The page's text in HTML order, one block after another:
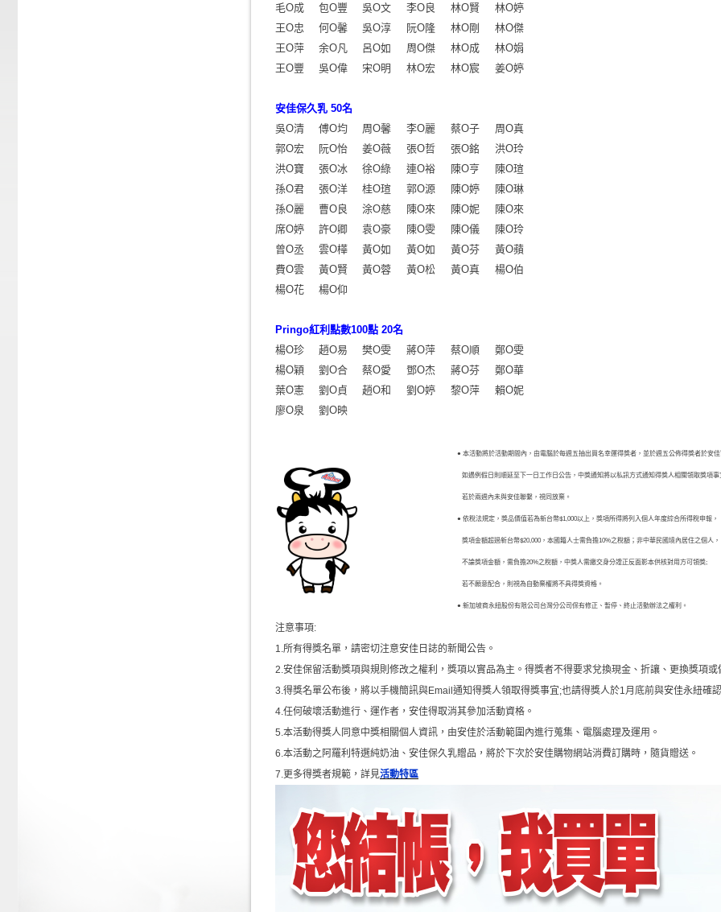
毛O成
包O豐 吳O文 李O良 林O賢
林O婷
王O忠
何O馨 吳O淳 阮O隆 林O剛
林O傑
王O萍
余O凡 呂O如 周O傑 林O成
林O娟
王O豐
吳O偉 宋O明 林O宏 林O宸 姜O婷
安佳保久乳 50名
吳O清
傅O均 周O馨 李O麗 蔡O子
周O真
郭O宏
阮O怡 姜O薇 張O哲 張O銘
洪O玲
洪O寶
張O冰 徐O綠 連O裕 陳O亨
陳O瑄
孫O君
張O洋 桂O瑄 郭O源 陳O婷
陳O琳
孫O麗
曹O良 涂O慈 陳O來 陳O妮
陳O來
席O婷
許O卿 袁O豪 陳O雯 陳O儀
陳O玲
曾O丞
雲O樺 黃O如 黃O如 黃O芬
黃O蘋
費O雲
黃O賢 黃O蓉 黃O松 黃O真
楊O伯
楊O花
楊O仰
Pringo紅利點數100點 20名
楊O珍
趙O易 樊O雯 蔣O萍 蔡O順
鄭O雯
楊O穎
劉O合 蔡O愛 鄧O杰 蔣O芬
鄭O華
葉O憲
劉O貞 趙O和 劉O婷 黎O萍
賴O妮
廖O泉
劉O映
● 本活動將於活動期間內，由電腦於每週五抽出買名幸運得獎者，並於週五公佈得獎者於安佳
如遇例假日則順延至下一日工作日公告，中獎通知將以私訊方式通知得獎人相關領取獎項事
若於兩週內未與安佳聯繫，視同放棄。
● 依稅法規定，獎品價值若為新台幣$1,000以上，獎項所得將列入個人年度綜合所得稅申報，
獎項金額超過新台幣$20,000，本國籍人士需負擔10%之稅額；非中華民國境內居住之個人，
不論獎項金額，需負擔20%之稅額，中獎人需繳交身分證正反面影本供核對用方可領獎;
若不願意配合，則視為自動棄權將不具得獎資格。
● 新加坡商永紐股份有限公司台灣分公司保有修正、暫停、終止活動辦法之權利。
注意事項:
1.所有得獎名單，請密切注意安佳日誌的新聞公告。
2.安佳保留活動獎項與規則修改之權利，獎項以實品為主。得獎者不得要求兌換現金、折讓、更換獎項或
3.得獎名單公布後，將以手機簡訊與Email通知得獎人領取得獎事宜;也請得獎人於1月底前與安佳永紐確
4.任何破壞活動進行、運作者，安佳得取消其參加活動資格。
5.本活動得獎人同意中獎相關個人資訊，由安佳於活動範圍內進行蒐集、電腦處理及運用。
6.本活動之阿羅利特選純奶油、安佳保久乳贈品，將於下次於安佳購物網站消費訂購時，隨貨贈送。
7.更多得獎者規範，詳見活動特區